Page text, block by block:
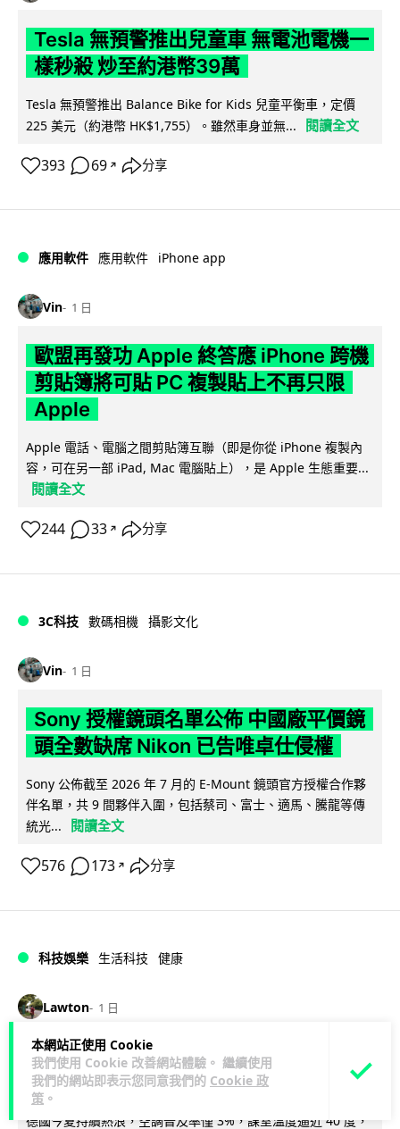
本網站正使用 Cookie
我們使用 Cookie 改善網站體驗。 繼續使用
我們的網站即表示您同意我們的 Cookie 政
策 。
Tesla 無預警推出兒童車 無電池電機一
樣秒殺 炒至約港幣39萬
Tesla 無預警推出 Balance Bike for Kids 兒童平衡車，定價
225 美元（約港幣 HK$1,755）。雖然車身並無...
閱讀全文
393 69 ↗ 分享
應用軟件 應用軟件 iPhone app
Vin 1 日
歐盟再發功 Apple 終答應 iPhone 跨機
剪貼簿將可貼 PC 複製貼上不再只限
Apple
Apple 電話、電腦之間剪貼簿互聯（即是你從 iPhone 複製內
容，可在另一部 iPad, Mac 電腦貼上），是 Apple 生態重要...
閱讀全文
244 33 ↗ 分享
3C科技 數碼相機 攝影文化
Vin 1 日
Sony 授權鏡頭名單公佈 中國廠平價鏡
頭全數缺席 Nikon 已告唯卓仕侵權
Sony 公佈截至 2026 年 7 月的 E-Mount 鏡頭官方授權合作夥
伴名單，共 9 間夥伴入圍，包括蔡司、富士、適馬、騰龍等傳
統光...
閱讀全文
576 173 ↗ 分享
科技娛樂 生活科技 健康
Lawton 1 日
室內空氣 40 度暑熱難耐 德國空調普及
率僅 3% 大眾繼續忍的最大原因
德國今夏持續熱浪，空調普及率僅 3%，課室溫度逼近 40 度，